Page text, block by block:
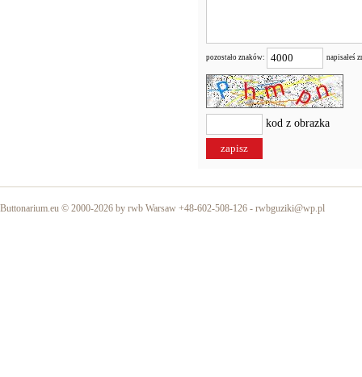
pozostało znaków: napisałeś
kod z obrazka
Buttonarium.eu © 2000-2026 by rwb Warsaw +48-602-508-126 - rwbguziki@wp.pl